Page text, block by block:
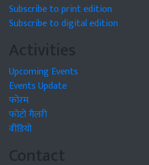
Subscribe to print edition
Subscribe to digital edition
Activities
Upcoming Events
Events Update
फोरम
फोटो गैलरी
वीडियो
Contact